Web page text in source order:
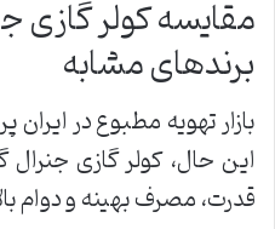
برندهای مشابه
بازار تهویه مطبوع در
قدرت، مصرف بهینه و دوام